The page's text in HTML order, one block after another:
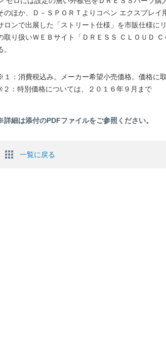
のほか、Ｄ－ＳＰＯＲＴよりコペン エクスプレ
ロンで出展した「ストリート仕様」を市販仕様に
取り扱いＷＥＢサイト「ＤＲＥＳＳ ＣＬＯＵＤ
。
１：消費税込み。メーカー希望小売価格。価格に
：特別価格については、２０１６年９月まで
詳細は添付のPDFファイルをご参照ください。
一覧に戻る